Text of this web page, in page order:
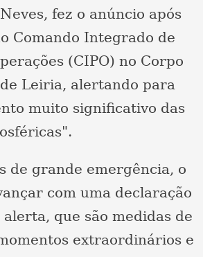
fez o anúncio após
Comando Integrado de
(CIPO) no Corpo
Leiria, alertando para
muito significativo das
de grande emergência, o
com uma declaração
que são medidas de
extraordinários e